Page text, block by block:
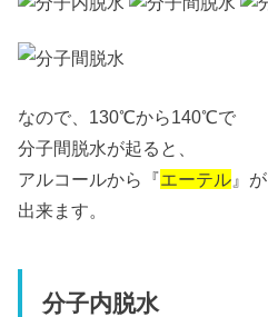
なので、130℃から140℃で
分子間脱水が起ると、
アルコールから『エーテル 』が
出来ます。
分子内脱水